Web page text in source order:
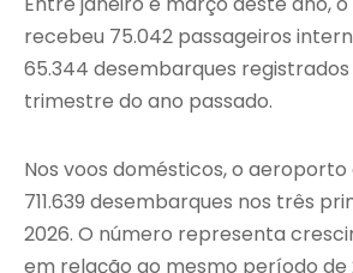
recebeu 75.042 passageiros
65.344 desembarques
trimestre do ano passado.
Nos voos domésticos, o
711.639 desembarques nos três
2026. O número representa
em relação ao mesmo período de